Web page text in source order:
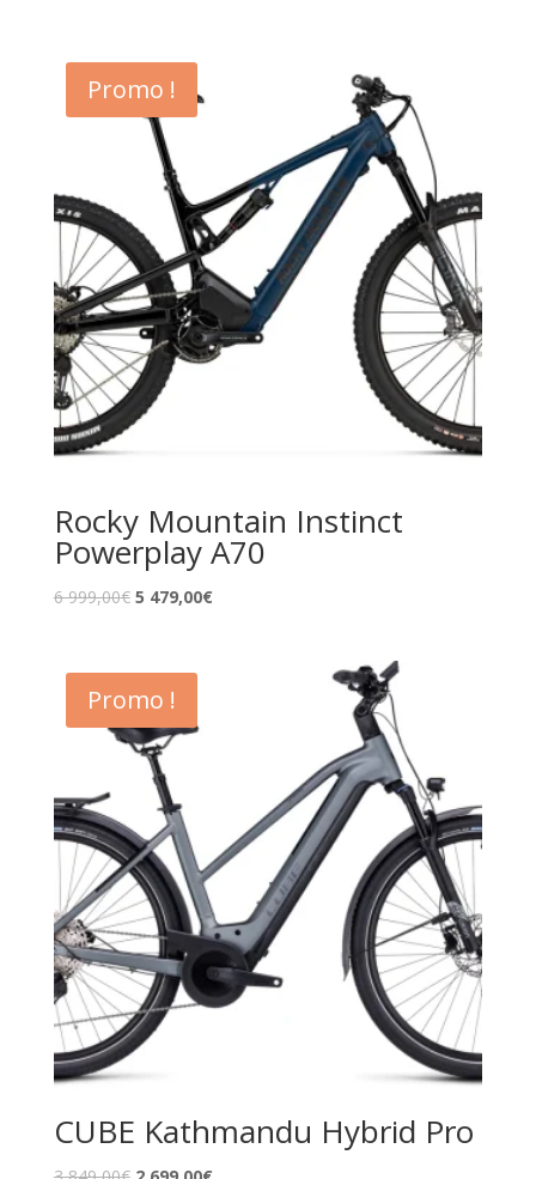
Promo !
Rocky Mountain Instinct
Powerplay A70
6 999,00€ 5 479,00€
Promo !
CUBE Kathmandu Hybrid Pro